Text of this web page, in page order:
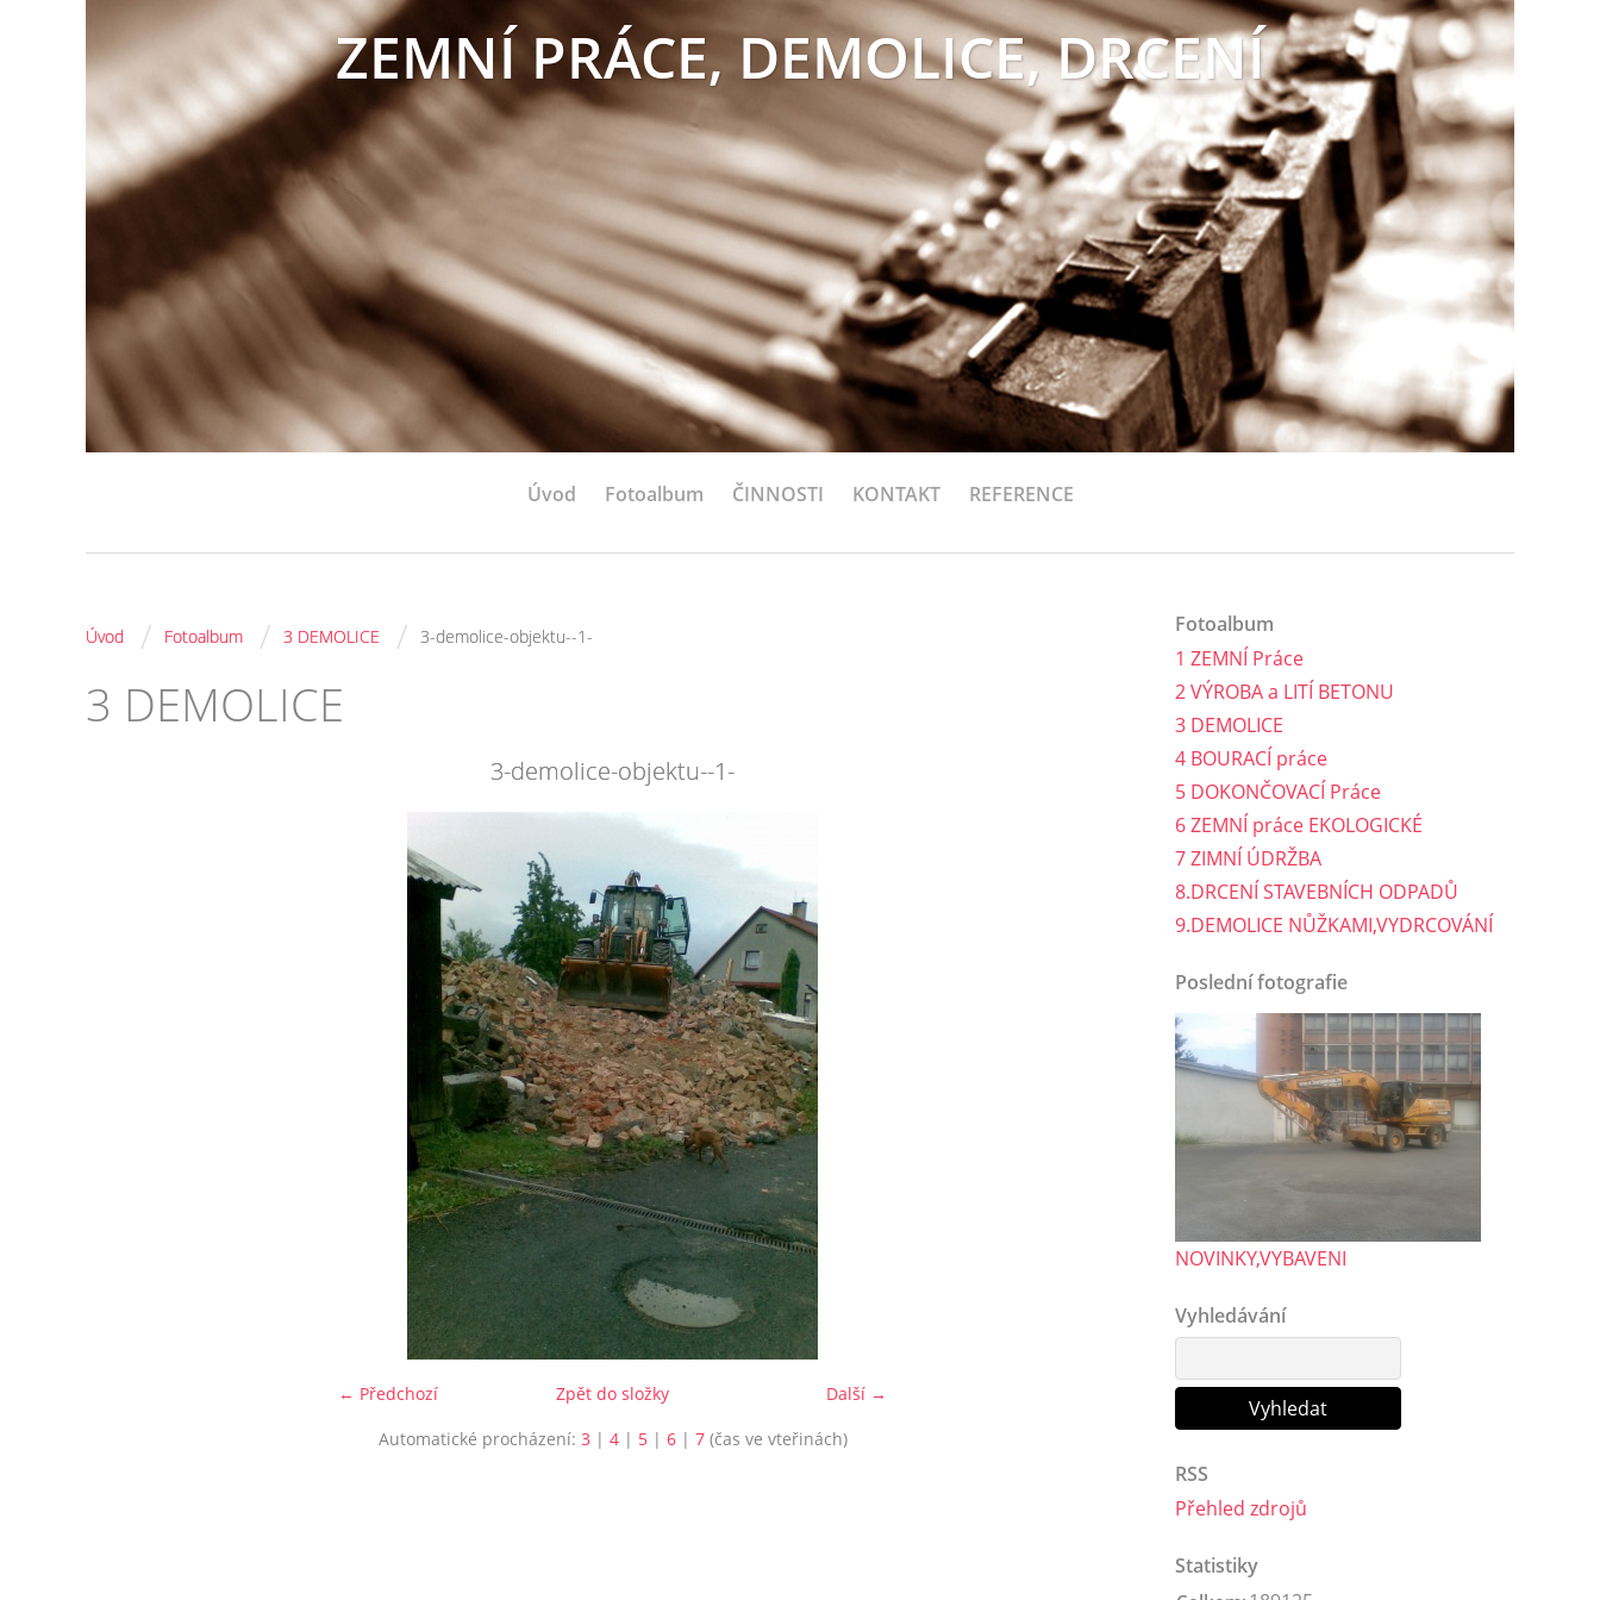
ZEMNÍ PRÁCE, DEMOLICE, DRCENÍ
Úvod Fotoalbum ČINNOSTI KONTAKT REFERENCE
Úvod / Fotoalbum / 3 DEMOLICE / 3-demolice-objektu--1-
3 DEMOLICE
3-demolice-objektu--1-
← Předchozí Další →
Zpět do složky
Automatické procházení: 3 | 4| 5| 6| 7(čas ve vteřinách)
Fotoalbum
1 ZEMNÍ Práce
2 VÝROBA a LITÍ BETONU
3 DEMOLICE
4 BOURACÍ práce
5 DOKONČOVACÍ Práce
6 ZEMNÍ práce EKOLOGICKÉ
7 ZIMNÍ ÚDRŽBA
8.DRCENÍ STAVEBNÍCH ODPADŮ
9.DEMOLICE NŮŽKAMI,VYDRCOVÁNÍ
Poslední fotografie
NOVINKY,VYBAVENI
Vyhledávání
RSS
Přehled zdrojů
Statistiky